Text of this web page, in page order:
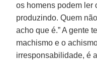
os homens podem ler
produzindo. Quem
acho que é.” A gente
machismo e o
irresponsabilidade, é